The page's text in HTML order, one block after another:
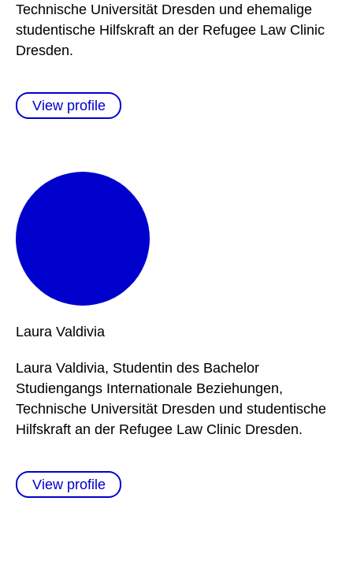
Technische Universität Dresden und ehemalige
studentische Hilfskraft an der Refugee Law Clinic
Dresden.
View profile
Laura Valdivia
Laura Valdivia, Studentin des Bachelor
Studiengangs Internationale Beziehungen,
Technische Universität Dresden und studentische
Hilfskraft an der Refugee Law Clinic Dresden.
View profile